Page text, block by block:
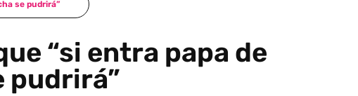
se pudrirá”
“si entra papa de
pudrirá”